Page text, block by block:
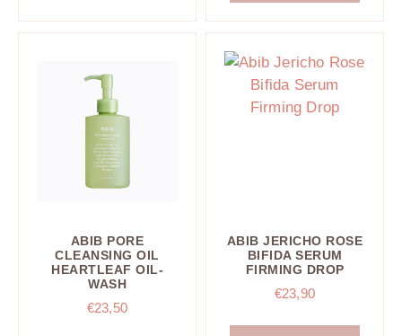
ABIB PORE
CLEANSING OIL
HEARTLEAF OIL-
WASH
€23,50
ABIB JERICHO ROSE
BIFIDA SERUM
FIRMING DROP
€23,90